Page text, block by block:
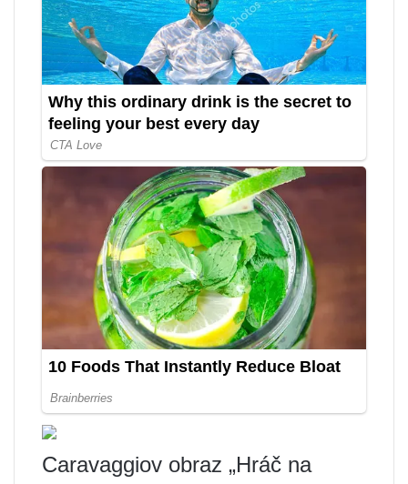
Caravaggiov obraz „Hráč na